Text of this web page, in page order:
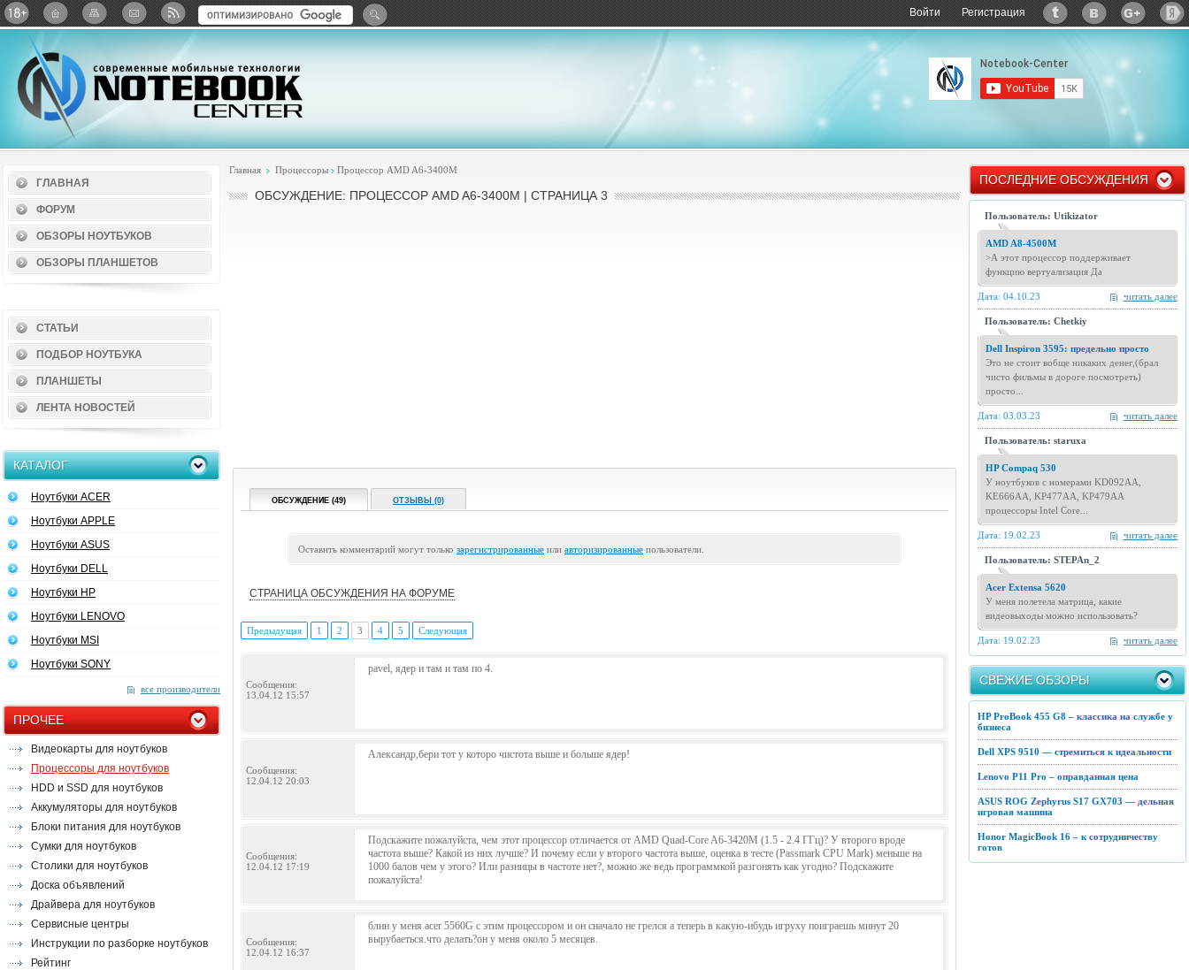
Войти Регистрация
Twitter ВКонтактеGoogle+Яндекс: Каталог виджетов
ГЛАВНАЯ
ФОРУМ
ОБЗОРЫ НОУТБУКОВ
ОБЗОРЫ ПЛАНШЕТОВ
СТАТЬИ
ПОДБОР НОУТБУКА
ПЛАНШЕТЫ
ЛЕНТА НОВОСТЕЙ
КАТАЛОГ
Ноутбуки ACER
Ноутбуки APPLE
Ноутбуки ASUS
Ноутбуки DELL
Ноутбуки HP
Ноутбуки LENOVO
Ноутбуки MSI
Ноутбуки SONY
все производители
ПРОЧЕЕ
Видеокарты для ноутбуков
Процессоры для ноутбуков
HDD и SSD для ноутбуков
Аккумуляторы для ноутбуков
Блоки питания для ноутбуков
Сумки для ноутбуков
Столики для ноутбуков
Доска объявлений
Драйвера для ноутбуков
Сервисные центры
Инструкции по разборке ноутбуков
Рейтинг
Главная Процессоры Процессор AMD A6-3400M
ОБСУЖДЕНИЕ: ПРОЦЕССОР AMD A6-3400M | СТРАНИЦА 3
ОБСУЖДЕНИЕ (49) ОТЗЫВЫ (0)
Оставить комментарий могут только зарегистрированные или авторизированные пользователи.
СТРАНИЦА ОБСУЖДЕНИЯ НА ФОРУМЕ
Предыдущая 1 2 3 4 5 Следующая
Сообщения:
13.04.12 15:57
pavel, ядер и там и там по 4.
Сообщения:
12.04.12 20:03
Александр,бери тот у которо чистота выше и больше ядер!
Сообщения:
12.04.12 17:19
Подскажите пожалуйста, чем этот процессор отличается от AMD Quad-Core A6-3420M (1.5 - 2.4 ГГц)? У второго вроде
частота выше? Какой из них лучше? И почему если у второго частота выше, оценка в тесте (Passmark CPU Mark) меньше на
1000 балов чем у этого? Или разницы в частоте нет?, можно же ведь программкой разгонять как угодно? Подскажите
пожалуйста!
Сообщения:
12.04.12 16:37
блин у меня acer 5560G с этим процессором и он сначало не грелся а теперь в какую-ибудь игруху поиграешь минут 20
вырубаеться.что делать?он у меня около 5 месяцев.
ПОСЛЕДНИЕ ОБСУЖДЕНИЯ
Пользователь: Utikizator
AMD A8-4500M
>А этот процессор поддерживает
функцию вертуализация Да
читать далее
Дата: 04.10.23
Пользователь: Chetkiy
Dell Inspiron 3595: предельно просто
Это не стоит вобще никаких денег,(брал
чисто фильмы в дороге посмотреть)
просто...
читать далее
Дата: 03.03.23
Пользователь: staruxa
HP Compaq 530
У ноутбуков с номерами KD092AA,
KE666AA, KP477AA, KP479AA
процессоры Intel Core...
читать далее
Дата: 19.02.23
Пользователь: STEPAn_2
Acer Extensa 5620
У меня полетела матрица, какие
видеовыходы можно использовать?
читать далее
Дата: 19.02.23
СВЕЖИЕ ОБЗОРЫ
HP ProBook 455 G8 – классика на службе у
бизнеса
Dell XPS 9510 — стремиться к идеальности
Lenovo P11 Pro – оправданная цена
ASUS ROG Zephyrus S17 GX703 — дельная
игровая машина
Honor MagicBook 16 – к сотрудничеству
готов